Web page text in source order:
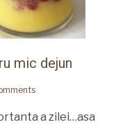
mic dejun
a zilei…asa